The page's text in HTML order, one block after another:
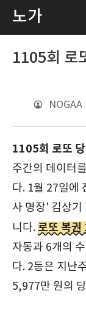
노가
1105회 로
NOGAA
1105회 로또
주간의 데이터
다. 1월 27일에
사 명장' 김상기
니다. 로또 복권
자동과 6개의
다. 2등은 지난
5,977만 원의